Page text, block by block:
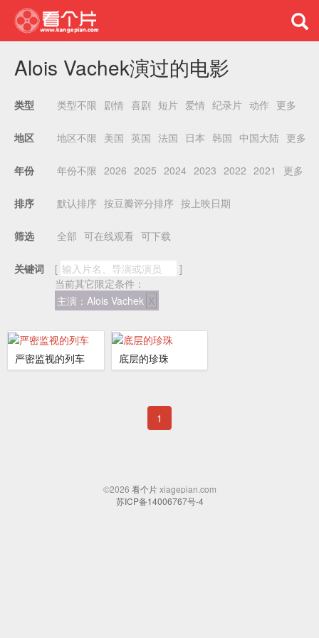
Alois Vachek演过的电影
类型 类型不限 剧情 喜剧 短片 爱情 纪录片 动作 更多
地区 地区不限 美国 英国 法国 日本 韩国 中国大陆 更多
年份 年份不限 2026 2025 2024 2023 2022 2021 更多
排序 默认排序 按豆瓣评分排序 按上映日期
筛选 全部 可在线观看 可下载
关键词 [
]
当前其它限定条件：
主演：Alois Vachek X
严密监视的列车 底层的珍珠
1
©2026 看个片xiagepian.com
苏ICP备14006767号-4